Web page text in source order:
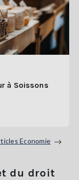
à Soissons
Economie
du droit